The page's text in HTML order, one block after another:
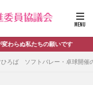
らぬ私たちの願いです
ひろば ソフトバレー・卓球開催